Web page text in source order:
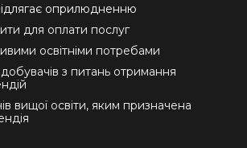
оприлюдненню
для оплати послуг
освітніми потребами
з питань отримання
вищої освіти, яким призначена